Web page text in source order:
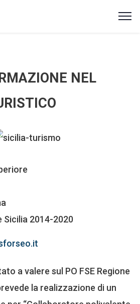
NEL
Sicilia 2014-2020
a valere sul PO FSE Regione
la realizzazione di un